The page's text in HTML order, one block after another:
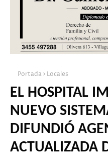
Portada Locales
EL HOSPITAL
NUEVO
DIFUNDIÓ
ACTUALIZADA